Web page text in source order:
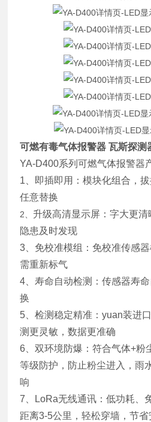
可燃有毒气体报警器 瓦斯探测
YA-D400系列可燃气体报警器
1、即插即用：模块化组合，
任意替换
2、 升级高清显示屏：字大更
隐患及时发现
3、免校准模组：免校准传感
需重新标气
4、寿命自动检测：传感器寿
换
5、检测稳定精准：yuan装进
测更灵敏，数据更准确
6、双环境防爆：符合气体+粉
等级防护，防止粉尘进入，雨
响
7、LoRa无线通讯：低功耗、
距离3-5公里，轻松穿墙，节